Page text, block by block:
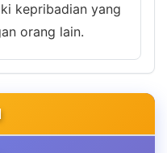
kepribadian yang
orang lain.